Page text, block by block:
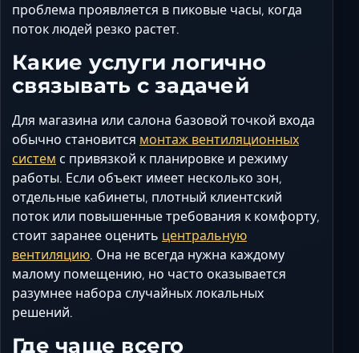
проблема проявляется в пиковые часы, когда
поток людей резко растет.
Какие услуги логично
связывать с задачей
Для магазина или салона базовой точкой входа
обычно становится монтаж вентиляционных
систем с привязкой к планировке и режиму
работы. Если объект имеет несколько зон,
отдельные кабинеты, плотный клиентский
поток или повышенные требования к комфорту,
стоит заранее оценить центральную
вентиляцию. Она не всегда нужна каждому
малому помещению, но часто оказывается
разумнее набора случайных локальных
решений.
Где чаще всего